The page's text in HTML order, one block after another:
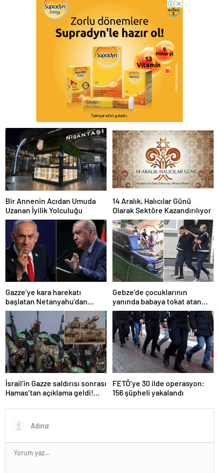
Bir Annenin Acıdan Umuda
Uzanan İyilik Yolculuğu
14 Aralık, Halıcılar Günü
Olarak Sektöre Kazandırılıyor
Gazze’ye kara harekatı
başlatan Netanyahu’dan
Erdoğan’a küstah sözler
Gebze’de çocuklarının
yanında babaya tokat atan
sürücü tutuklandı
İsrail’in Gazze saldırısı sonrası
Hamas’tan açıklama geldi!
FETÖ’ye 30 ilde operasyon:
156 şüpheli yakalandı